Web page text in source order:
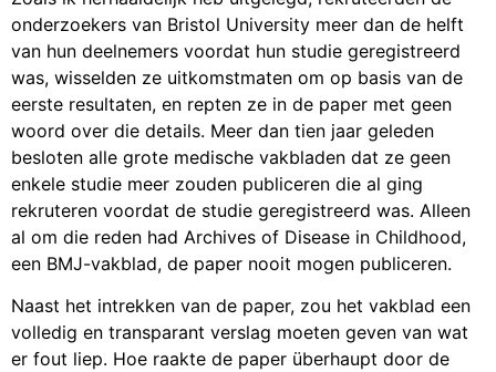
onderzoekers van Bristol University meer dan de helft
van hun deelnemers voordat hun studie geregistreerd
was, wisselden ze uitkomstmaten om op basis van de
eerste resultaten, en repten ze in de paper met geen
woord over die details. Meer dan tien jaar geleden
besloten alle grote medische vakbladen dat ze geen
enkele studie meer zouden publiceren die al ging
rekruteren voordat de studie geregistreerd was. Alleen
al om die reden had Archives of Disease in Childhood,
een BMJ-vakblad, de paper nooit mogen publiceren.
Naast het intrekken van de paper, zou het vakblad een
volledig en transparant verslag moeten geven van wat
er fout liep. Hoe raakte de paper überhaupt door de